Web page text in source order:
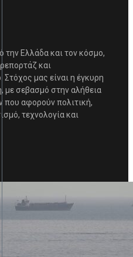
την Ελλάδα και τον κόσμο,
και
Στόχος μας είναι η έγκυρη
σεβασμό στην αλήθεια
αφορούν πολιτική,
τεχνολογία και